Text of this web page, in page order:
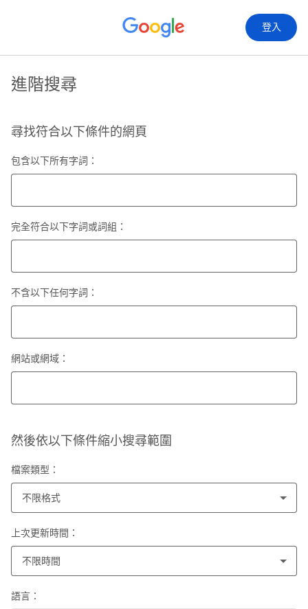
登入
進階搜尋
尋找符合以下條件的網頁
包含以下所有字詞：
完全符合以下字詞或詞組：
不含以下任何字詞：
網站或網域：
然後依以下條件縮小搜尋範圍
檔案類型：
不限格式
上次更新時間：
不限時間
語言：